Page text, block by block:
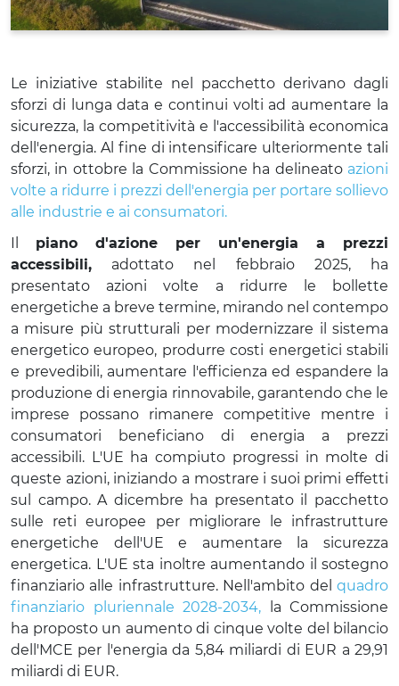
Le iniziative stabilite nel pacchetto derivano dagli
sforzi di lunga data e continui volti ad aumentare la
sicurezza, la competitività e l'accessibilità economica
dell'energia. Al fine di intensificare ulteriormente tali
sforzi, in ottobre la Commissione ha delineato azioni
volte a ridurre i prezzi dell'energia per portare sollievo
alle industrie e ai consumatori.
piano d'azione per un'energia a prezzi
accessibili, adottato nel febbraio 2025, ha
presentato azioni volte a ridurre le bollette
energetiche a breve termine, mirando nel contempo
a misure più strutturali per modernizzare il sistema
energetico europeo, produrre costi energetici stabili
e prevedibili, aumentare l'efficienza ed espandere la
produzione di energia rinnovabile, garantendo che le
imprese possano rimanere competitive mentre i
consumatori beneficiano di energia a prezzi
accessibili. L'UE ha compiuto progressi in molte di
queste azioni, iniziando a mostrare i suoi primi effetti
sul campo. A dicembre ha presentato il pacchetto
sulle reti europee per migliorare le infrastrutture
energetiche dell'UE e aumentare la sicurezza
energetica. L'UE sta inoltre aumentando il sostegno
finanziario alle infrastrutture. Nell'ambito del quadro
finanziario pluriennale 2028-2034, la Commissione
ha proposto un aumento di cinque volte del bilancio
dell'MCE per l'energia da 5,84 miliardi di EUR a 29,91
miliardi di EUR.